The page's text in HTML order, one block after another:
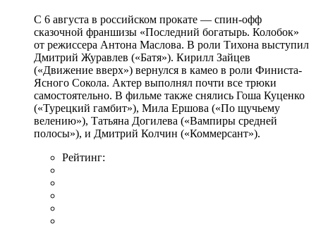
С 6 августа в российском прокате — спин-офф
сказочной франшизы «Последний богатырь. Колобок»
от режиссера Антона Маслова. В роли Тихона выступил
Дмитрий Журавлев («Батя»). Кирилл Зайцев
(«Движение вверх») вернулся в камео в роли Финиста-
Ясного Сокола. Актер выполнял почти все трюки
самостоятельно. В фильме также снялись Гоша Куценко
(«Турецкий гамбит»), Мила Ершова («По щучьему
велению»), Татьяна Догилева («Вампиры средней
полосы»), и Дмитрий Колчин («Коммерсант»).
Рейтинг: